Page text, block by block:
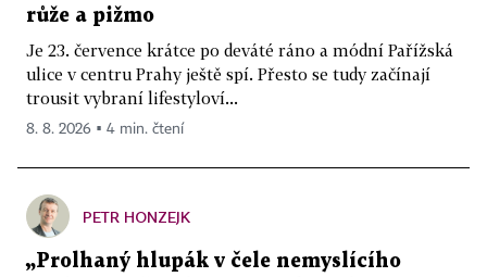
růže a pižmo
Je 23. července krátce po deváté ráno a módní Pařížská
ulice v centru Prahy ještě spí. Přesto se tudy začínají
trousit vybraní lifestyloví...
8. 8. 2026 ▪ 4 min. čtení
PETR HONZEJK
„Prolhaný hlupák v čele nemyslícího